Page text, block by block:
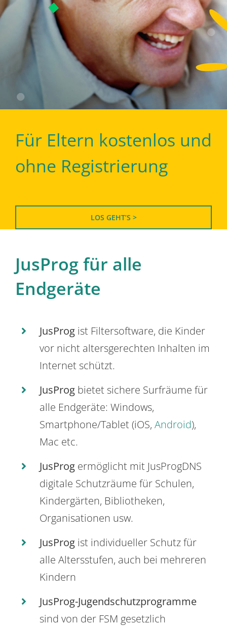
Für Eltern kostenlos und
ohne Registrierung
LOS GEHT’S >
JusProg für alle
Endgeräte
JusProg ist Filtersoftware, die Kinder
vor nicht altersgerechten Inhalten im
Internet schützt.
JusProg bietet sichere Surfräume für
alle Endgeräte: Windows,
Smartphone/Tablet (iOS, Android),
Mac etc.
JusProg ermöglicht mit JusProgDNS
digitale Schutzräume für Schulen,
Kindergärten, Bibliotheken,
Organisationen usw.
JusProg ist individueller Schutz für
alle Altersstufen, auch bei mehreren
Kindern
JusProg-Jugendschutzprogramme
sind von der FSM gesetzlich